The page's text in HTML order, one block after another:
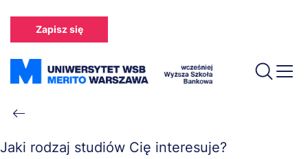
treści
Zapisz się
Ścieżka
nawigacyjna
Jaki rodzaj studiów Cię interesuje?